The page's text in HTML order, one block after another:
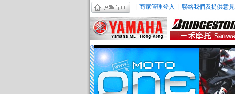
商家管理登入 聯絡我們及提供意見